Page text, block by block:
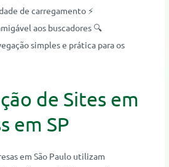
de carregamento ⚡
aos buscadores 🔍
simples e prática para os
de Sites em
em SP
em São Paulo utilizam